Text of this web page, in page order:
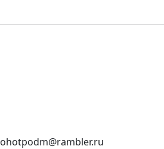
ohotpodm@rambler.ru